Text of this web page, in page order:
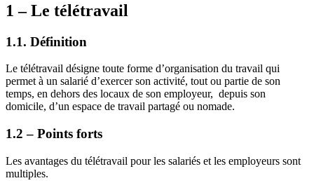
1 – Le télétravail
1.1. Définition
Le télétravail désigne toute forme d’organisation du travail qui
permet à un salarié d’exercer son activité, tout ou partie de son
temps, en dehors des locaux de son employeur, depuis son
domicile, d’un espace de travail partagé ou nomade.
1.2 – Points forts
Les avantages du télétravail pour les salariés et les employeurs sont
multiples.